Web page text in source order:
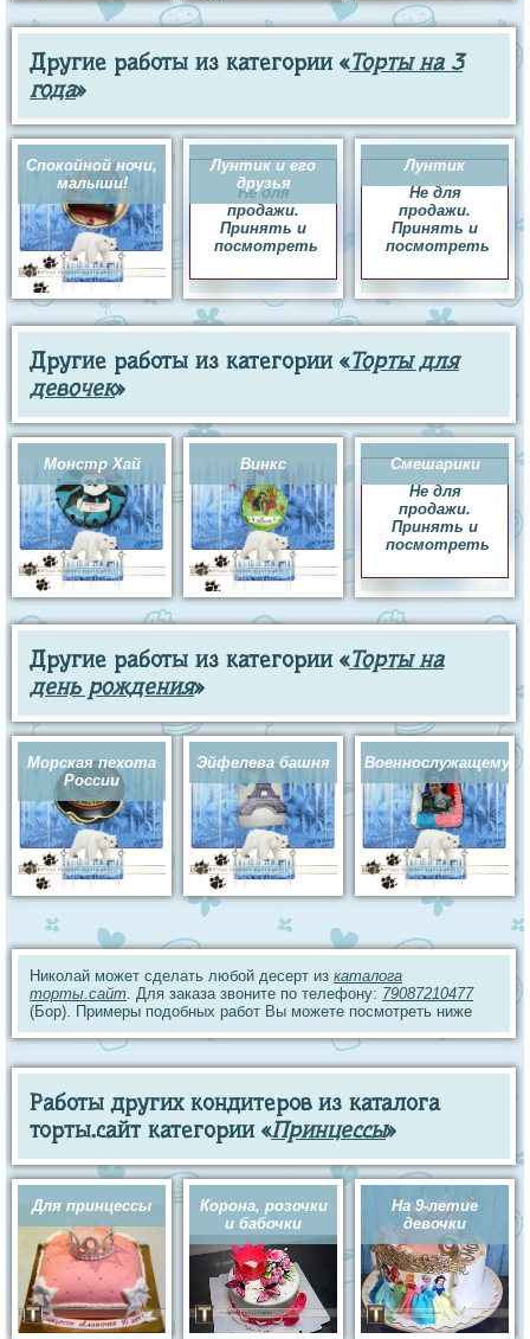
Другие работы из категории «Торты на 3
года»
Спокойной ночи,
малыши!
Лунтик и его
друзья
Не для
продажи.
Принять и
посмотреть
Лунтик
Не для
продажи.
Принять и
посмотреть
Другие работы из категории «Торты для
девочек»
Монстр Хай Винкс
Смешарики
Не для
продажи.
Принять и
посмотреть
Другие работы из категории «Торты на
день рождения»
Морская пехота
России
Эйфелева башня Военнослужащему
Николай может сделать любой десерт из каталога
торты.сайт. Для заказа звоните по телефону: 79087210477
(Бор). Примеры подобных работ Вы можете посмотреть ниже
Работы других кондитеров из каталога
торты.сайт категории «Принцессы»
Для принцессы
Корона, розочки
и бабочки
На 9-летие
девочки